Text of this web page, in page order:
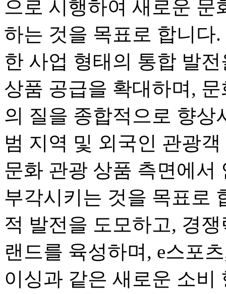
으로 시행하여 새로운
하는 것을 목표로 합니다
한 사업 형태의 통합 발
상품 공급을 확대하며,
의 질을 종합적으로 향상
범 지역 및 외국인 관광
문화 관광 상품 측면에
부각시키는 것을 목표로
적 발전을 도모하고, 경
랜드를 육성하며, e스포
이싱과 같은 새로운 소비